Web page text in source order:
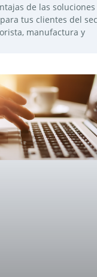
de las
tus clientes del
manufactura y